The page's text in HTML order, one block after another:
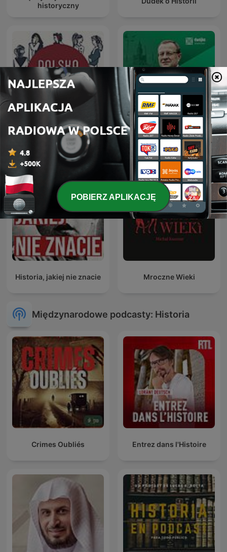
historyczny
Polska na ucho
Prof. Antoni Dudek:
Rzeczypospolite
Historia, jakiej nie znacie Mroczne Wieki
Międzynarodowe podcasty: Historia
Crimes Oubliés Entrez dans l'Histoire
POBIERZ APLIKACJĘ